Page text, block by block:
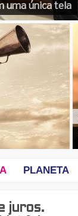
uma única tela
PLANETA
juros.